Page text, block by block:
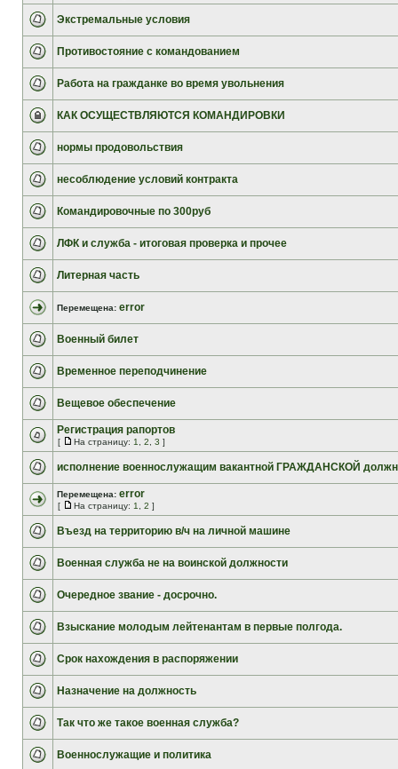
Экстремальные условия
Противостояние с командованием
Работа на гражданке во время увольнения
КАК ОСУЩЕСТВЛЯЮТСЯ КОМАНДИРОВКИ
нормы продовольствия
несоблюдение условий контракта
Командировочные по 300руб
ЛФК и служба - итоговая проверка и прочее
Литерная часть
Перемещена: error
Военный билет
Временное переподчинение
Вещевое обеспечение
Регистрация рапортов
[ На страницу: 1 2 3 ]
исполнение военнослужащим вакантной ГРАЖДАНСКОЙ
Перемещена: error
[ На страницу: 1 2 ]
Въезд на территорию в/ч на личной машине
Военная служба не на воинской должности
Очередное звание - досрочно.
Взыскание молодым лейтенантам в первые полгода.
Срок нахождения в распоряжении
Назначение на должность
Так что же такое военная служба?
Военнослужащие и политика